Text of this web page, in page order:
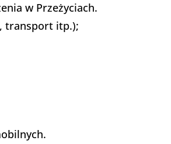
w Przeżyciach.
transport itp.);